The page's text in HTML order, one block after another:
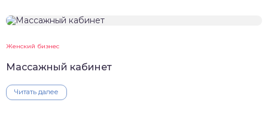
Женский бизнес
Массажный кабинет
Читать далее